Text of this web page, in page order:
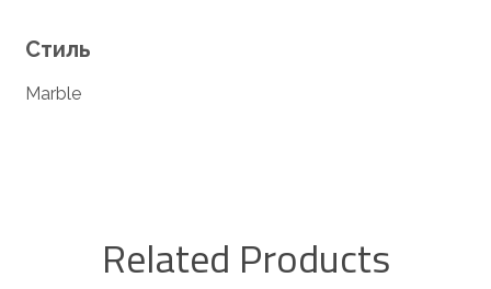
Стиль
Marble
Related Products